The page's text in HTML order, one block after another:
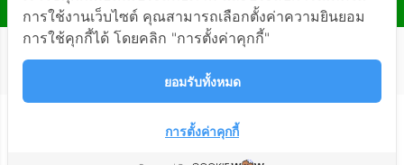
ติดต่อสอบถาม
การใช้งานเว็บไซต์ คุณสามารถเลือกตั้งค่าความยินยอม
การใช้คุกกี้ได้ โดยคลิก "การตั้งค่าคุกกี้"
ยอมรับทั้งหมด
การตั้งค่าคุกกี้